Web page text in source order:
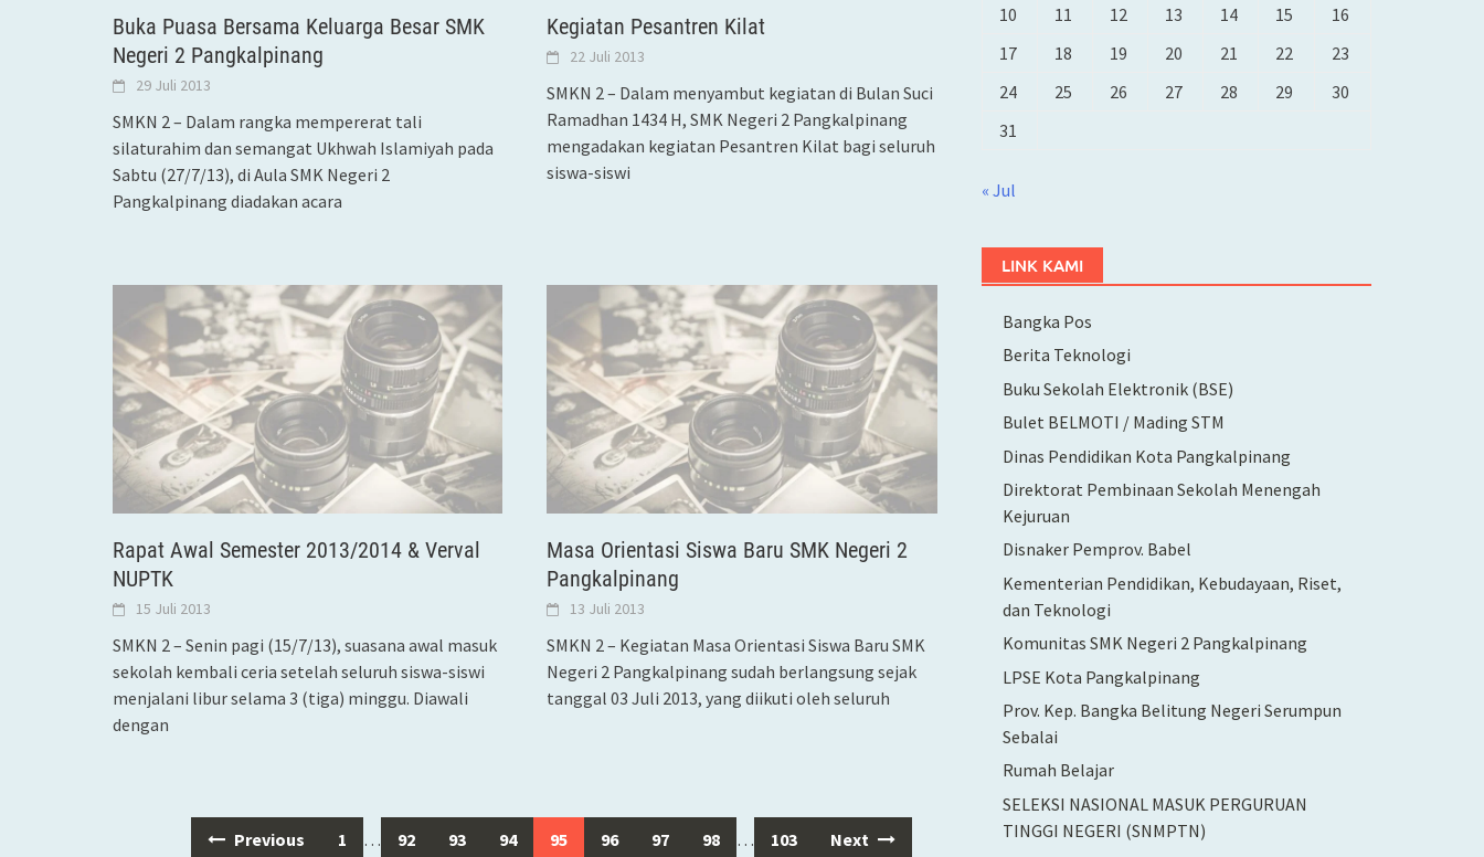
Buka Puasa Bersama Keluarga Besar SMK
Negeri 2 Pangkalpinang
29 Juli 2013
SMKN 2 – Dalam rangka mempererat tali
silaturahim dan semangat Ukhwah Islamiyah pada
Sabtu (27/7/13), di Aula SMK Negeri 2
Pangkalpinang diadakan acara
Kegiatan Pesantren Kilat
22 Juli 2013
SMKN 2 – Dalam menyambut kegiatan di Bulan Suci
Ramadhan 1434 H, SMK Negeri 2 Pangkalpinang
mengadakan kegiatan Pesantren Kilat bagi seluruh
siswa-siswi
Rapat Awal Semester 2013/2014 & Verval
NUPTK
15 Juli 2013
SMKN 2 – Senin pagi (15/7/13), suasana awal masuk
sekolah kembali ceria setelah seluruh siswa-siswi
menjalani libur selama 3 (tiga) minggu. Diawali
dengan
Masa Orientasi Siswa Baru SMK Negeri 2
Pangkalpinang
13 Juli 2013
SMKN 2 – Kegiatan Masa Orientasi Siswa Baru SMK
Negeri 2 Pangkalpinang sudah berlangsung sejak
tanggal 03 Juli 2013, yang diikuti oleh seluruh
Previous 1 … 92 93 94 95 96 97 98 … 103 Next
10
11 12 13 14 15
16
17
18 19 20 21 22
23
24
25 26 27 28 29
30
31
« Jul
LINK KAMI
Bangka Pos
Berita Teknologi
Buku Sekolah Elektronik (BSE)
Bulet BELMOTI / Mading STM
Dinas Pendidikan Kota Pangkalpinang
Direktorat Pembinaan Sekolah Menengah
Kejuruan
Disnaker Pemprov. Babel
Kementerian Pendidikan, Kebudayaan, Riset,
dan Teknologi
Komunitas SMK Negeri 2 Pangkalpinang
LPSE Kota Pangkalpinang
Prov. Kep. Bangka Belitung Negeri Serumpun
Sebalai
Rumah Belajar
SELEKSI NASIONAL MASUK PERGURUAN
TINGGI NEGERI (SNMPTN)